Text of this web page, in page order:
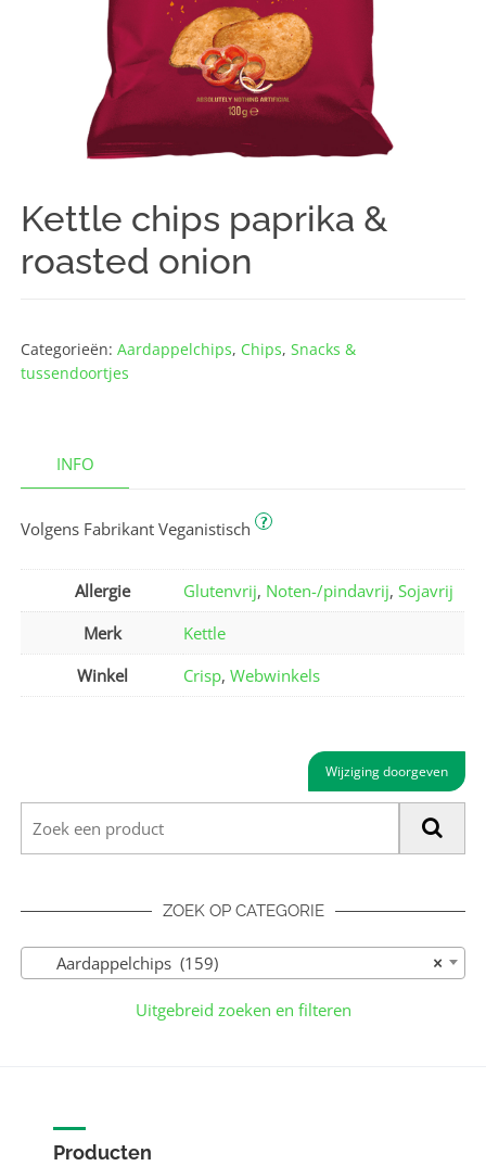
Kettle chips paprika &
roasted onion
Categorieën:Aardappelchips, Chips,Snacks &
tussendoortjes
INFO
Volgens Fabrikant Veganistisch ?
Allergie Glutenvrij, Noten-/pindavrij,Sojavrij
Merk
Kettle
Winkel
Crisp,Webwinkels
Wijziging doorgeven
ZOEK OP CATEGORIE
×
Aardappelchips (159)
Uitgebreid zoeken en filteren
Producten